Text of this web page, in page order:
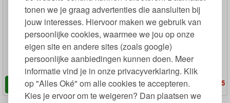
tonen we je graag advertenties die aansluiten bij
jouw interesses. Hiervoor maken we gebruik van
persoonlijke cookies, waarmee we jou op onze
eigen site en andere sites (zoals google)
persoonlijke aanbiedingen kunnen doen. Meer
informatie vind je in onze privacyverklaring. Klik
op "Alles Oké" om alle cookies te accepteren.
Kies je ervoor om te weigeren? Dan plaatsen we
Pilot Frixion Ball Pen
4,95 €3,50
Pilot Frixion Ball Penvullingen
Set van 3
95